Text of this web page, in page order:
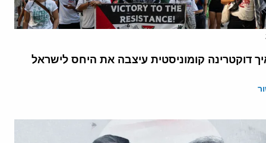
דוקטרינה קומוניסטית עיצבה את היחס לישראל